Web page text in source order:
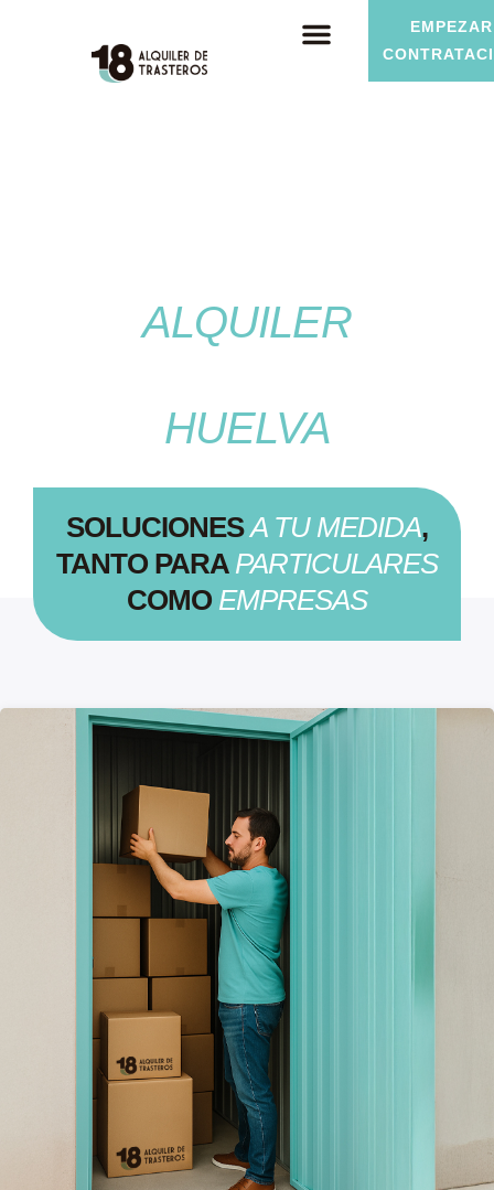
EMPEZAR
ALQUILER
HUELVA
SOLUCIONESA TU MEDIDA,
TANTO PARA PARTICULARES
COMO EMPRESAS